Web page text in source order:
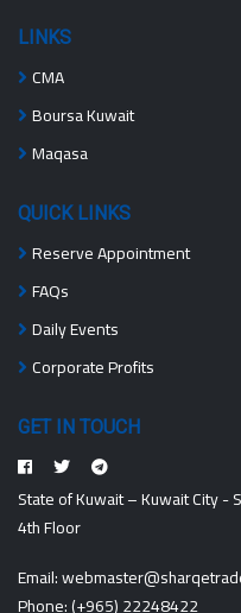
LINKS
CMA
Boursa Kuwait
Maqasa
QUICK LINKS
Reserve Appointment
FAQs
Daily Events
Corporate Profits
GET IN TOUCH
State of Kuwait – Kuwait City -
4th Floor
Email:
Phone:(+965) 22248422